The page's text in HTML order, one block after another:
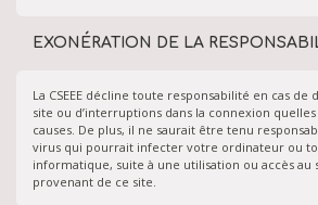
EXONÉRATION DE LA
La CSEEE décline toute responsabilité en cas de
site ou d’interruptions dans la connexion quelles
causes. De plus, il ne saurait être tenu
virus qui pourrait infecter votre ordinateur ou
informatique, suite à une utilisation ou accès
provenant de ce site.